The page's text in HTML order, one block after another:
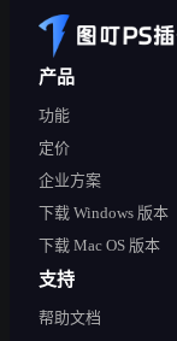
产品
功能
定价
企业方案
下载 Windows 版本
下载 Mac OS 版本
支持
帮助文档